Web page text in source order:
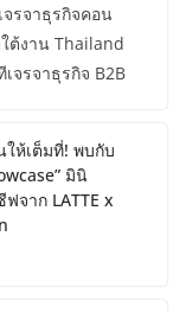
รจาธุรกิจคอน
ต้งาน Thailand
จรจาธุรกิจ B2B
ห้เต็มที่! พบกับ
มินิ
จาก LATTE x